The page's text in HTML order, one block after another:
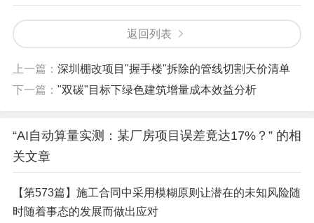
返回列表
上一篇： 深圳棚改项目"握手楼"拆除的管线切割天价清单
下一篇： "双碳"目标下绿色建筑增量成本效益分析
“AI自动算量实测：某厂房项目误差竟达17%？” 的相
关文章
【第573篇】施工合同中采用模糊原则让潜在的未知风险随
时随着事态的发展而做出应对